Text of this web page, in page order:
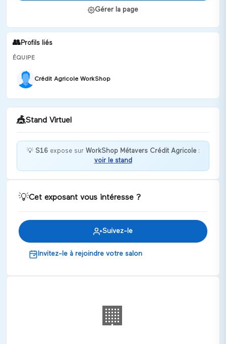
Gérer la page
👥Profils liés
ÉQUIPE
Crédit Agricole WorkShop
🎪Stand Virtuel
Bienvenue chez S16 !
💡 S16expose sur WorkShop Métavers Crédit Agricole:
voir le stand
💡Cet exposant vous intéresse ?
Suivez-le
Invitez-le à rejoindre votre salon
🏢